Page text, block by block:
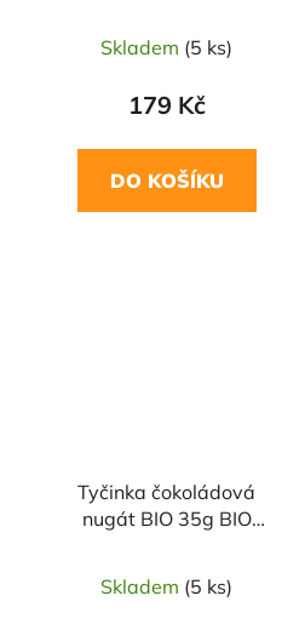
Skladem (5 ks)
179 Kč
DO KOŠÍKU
Tyčinka čokoládová
nugát BIO 35g BIO
Skladem (5 ks)